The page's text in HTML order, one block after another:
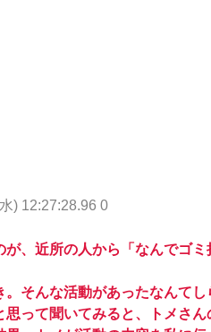
) 12:27:28.96 0
が、近所の人から「なんでゴ
。そんな活動があったなんてし
思って聞いてみると、トメさ